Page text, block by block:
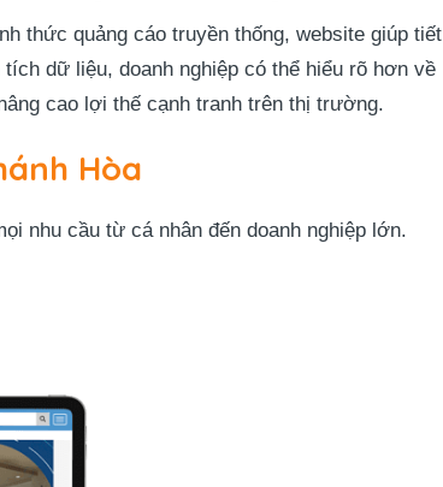
thức quảng cáo truyền thống, website giúp tiết
dữ liệu, doanh nghiệp có thể hiểu rõ hơn về
cao lợi thế cạnh tranh trên thị trường.
Hòa
nhu cầu từ cá nhân đến doanh nghiệp lớn.